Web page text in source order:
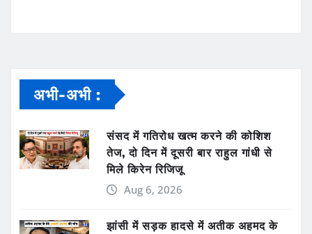
अभी-अभी :
संसद में गतिरोध खत्म करने की कोशिश
तेज, दो दिन में दूसरी बार राहुल गांधी से
मिले किरेन रिजिजू
Aug 6, 2026
झांसी में सड़क हादसे में अतीक अहमद के